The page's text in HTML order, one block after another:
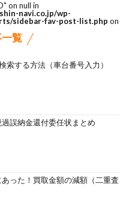
on null in
navi.co.jp/wp-
sidebar-fav-post-list.php on
覧
索する方法（車台番号入力）
過誤納金還付委任状まとめ
あった！買取金額の減額（二重査